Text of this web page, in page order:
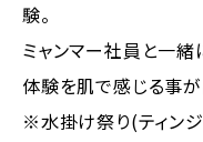
験。
ミャンマー社員と一緒
体験を肌で感じる事が
※水掛け祭り(ティン